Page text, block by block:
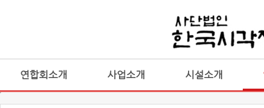
연합회소개 사업소개 시설소개